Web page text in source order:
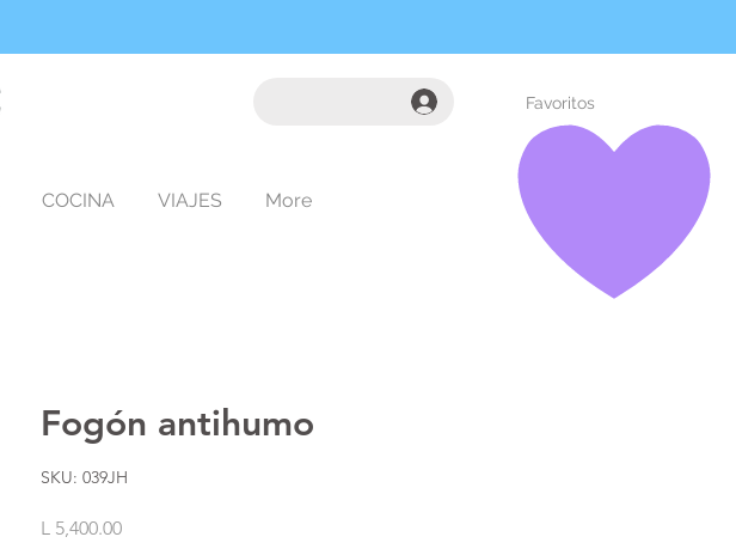
Favoritos
COCINA VIAJES More
Fogón antihumo
SKU: 039JH
L 5,400.00Precio